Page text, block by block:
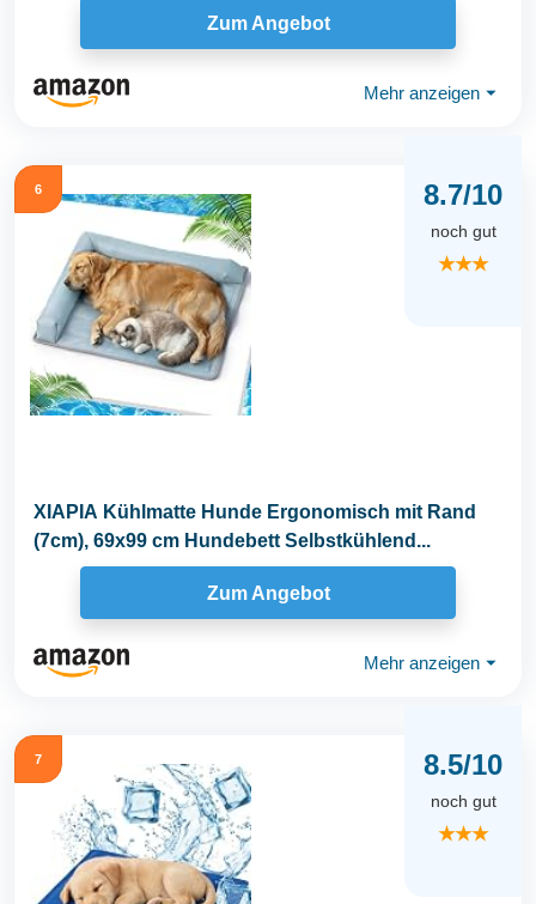
Zum Angebot
Mehr anzeigen ⏷
6 8.7/10
noch gut
★★★
XIAPIA Kühlmatte Hunde Ergonomisch mit Rand
(7cm), 69x99 cm Hundebett Selbstkühlend...
Zum Angebot
Mehr anzeigen ⏷
7 8.5/10
noch gut
★★★